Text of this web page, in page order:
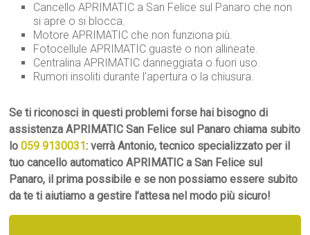
Cancello APRIMATIC a San Felice sul Panaro che non
si apre o si blocca.
Motore APRIMATIC che non funziona più.
Fotocellule APRIMATIC guaste o non allineate.
Centralina APRIMATIC danneggiata o fuori uso.
Rumori insoliti durante l’apertura o la chiusura.
Se ti riconosci in questi problemi forse hai bisogno di
assistenza APRIMATIC San Felice sul Panaro chiama subito
lo059 9130031: verrà Antonio, tecnico specializzato per il
tuo cancello automatico APRIMATIC a San Felice sul
Panaro, il prima possibile e se non possiamo essere subito
da te ti aiutiamo a gestire l’attesa nel modo più sicuro!